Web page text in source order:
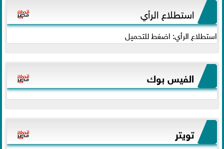
استطلاع الرأي
استطلاع الرأي: اضغط للتحميل
الفيس بوك
تويتر